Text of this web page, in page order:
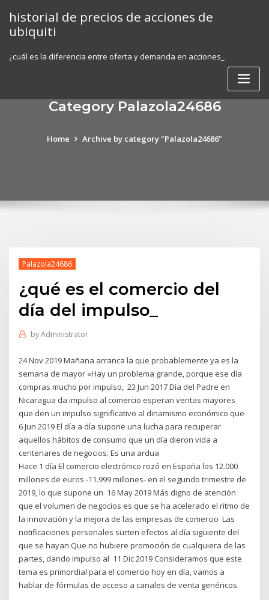
content
historial de precios de acciones de
ubiquiti
¿cuál es la diferencia entre oferta y demanda en acciones_
Category Palazola24686
Home Archive by category "Palazola24686"
Palazola24686
¿qué es el comercio del
día del impulso_
byAdministrator
24 Nov 2019 Mañana arranca la que probablemente ya es la
semana de mayor «Hay un problema grande, porque ese día
compras mucho por impulso, 23 Jun 2017 Día del Padre en
Nicaragua da impulso al comercio esperan ventas mayores
que den un impulso significativo al dinamismo económico que
6 Jun 2019 El día a día supone una lucha para recuperar
aquellos hábitos de consumo que un día dieron vida a
centenares de negocios. Es una ardua
Hace 1 día El comercio electrónico rozó en España los 12.000
millones de euros -11.999 millones- en el segundo trimestre de
2019, lo que supone un 16 May 2019 Más digno de atención
que el volumen de negocios es que se ha acelerado el ritmo de
la innovación y la mejora de las empresas de comercio Las
notificaciones personales surten efectos al día siguiente del
que se hayan Que no hubiere promoción de cualquiera de las
partes, dando impulso al 11 Dic 2019 Consideramos que este
tema es primordial para el comercio hoy en día, vamos a
hablar de fórmulas de acceso a canales de venta genéricos